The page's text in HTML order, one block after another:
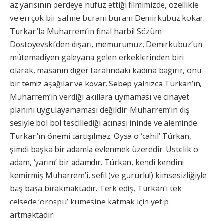
az yarısının perdeye nüfuz ettiği filmimizde, özellikle
ve en çok bir sahne buram buram Demirkubuz kokar:
Türkan’la Muharrem’in final harbi! Sözüm
Dostoyevski’den dışarı, memurumuz, Demirkubuz’un
mütemadiyen galeyana gelen erkeklerinden biri
olarak, masanın diğer tarafındaki kadına bağırır, onu
bir temiz aşağılar ve kovar. Sebep yalnızca Türkan’ın,
Muharrem’in verdiği akıllara uymaması ve cinayet
planını uygulayamaması değildir. Muharrem’in dış
sesiyle bol bol tescillediği acınası ininde ve aleminde
Türkan’ın önemi tartışılmaz. Oysa o ‘cahil’ Türkan,
şimdi başka bir adamla evlenmek üzeredir. Üstelik o
adam, ‘yarım’ bir adamdır. Türkan, kendi kendini
kemirmiş Muharrem’i, sefil (ve gururlu!) kimsesizliğiyle
baş başa bırakmaktadır. Terk ediş, Türkan’ı tek
celsede ‘orospu’ kümesine katmak için yetip
artmaktadır.